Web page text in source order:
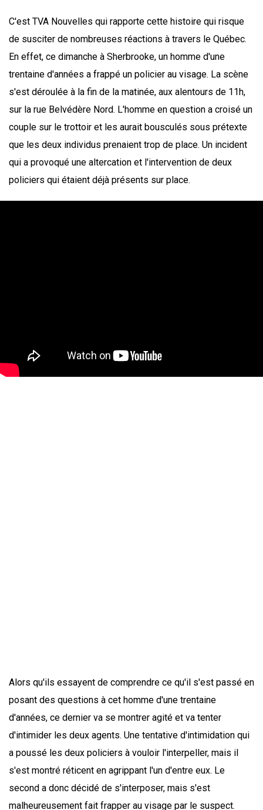
C'est TVA Nouvelles qui rapporte cette histoire qui risque
de susciter de nombreuses réactions à travers le Québec.
En effet, ce dimanche à Sherbrooke, un homme d'une
trentaine d'années a frappé un policier au visage. La scène
s'est déroulée à la fin de la matinée, aux alentours de 11h,
sur la rue Belvédère Nord. L'homme en question a croisé un
couple sur le trottoir et les aurait bousculés sous prétexte
que les deux individus prenaient trop de place. Un incident
qui a provoqué une altercation et l'intervention de deux
policiers qui étaient déjà présents sur place.
Alors qu'ils essayent de comprendre ce qu'il s'est passé en
posant des questions à cet homme d'une trentaine
d'années, ce dernier va se montrer agité et va tenter
d'intimider les deux agents. Une tentative d'intimidation qui
a poussé les deux policiers à vouloir l'interpeller, mais il
s'est montré réticent en agrippant l'un d'entre eux. Le
second a donc décidé de s'interposer, mais s'est
malheureusement fait frapper au visage par le suspect.